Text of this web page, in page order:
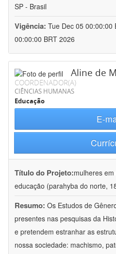
SP - Brasil
Vigência: Tue Dec 05 00:00:00
00:00:00 BRT 2026
Aline de
COORDENADOR(A)
CIÊNCIAS HUMANAS
Educação
E-
Título do Projeto:mulheres
educação (parahyba do norte,
Resumo: Os Estudos de
presentes nas pesquisas da
e pretendem estranhar as
nossa sociedade: machismo,